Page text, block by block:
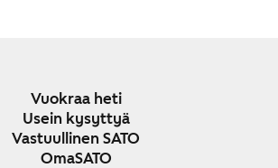
Vuokraa heti
Usein kysyttyä
Vastuullinen SATO
OmaSATO